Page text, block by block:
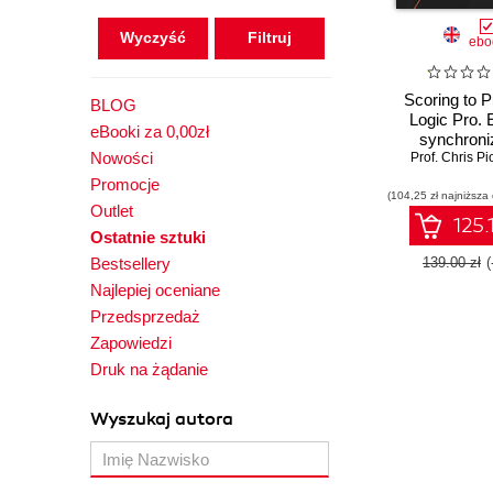
Wyczyść
BLOG
eBooki za 0,00zł
Nowości
Promocje
Outlet
Ostatnie sztuki
Bestsellery
Najlepiej oceniane
Przedsprzedaż
Zapowiedzi
Druk na żądanie
Wyszukaj autora
Scoring to
Logic Pro.
techniques
Apple's
Prof. Chris
(104,25 zł
139.00 zł